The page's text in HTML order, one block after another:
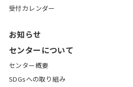
受付カレンダー
お知らせ
センターについて
センター概要
SDGsへの取り組み